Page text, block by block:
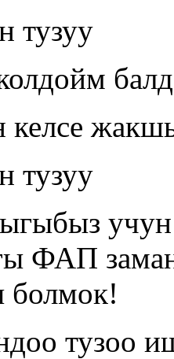
тузуу
келсе
тузуу
ФАП
болмок!
тузоо